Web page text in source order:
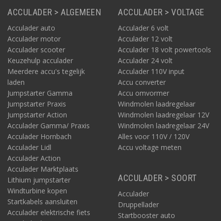
ACCULADER > ALGEMEEN
Acculader auto
Acculader motor
Acculader scooter
Keuzehulp acculader
Meerdere accu's tegelijk
laden
Jumpstarter Gamma
Jumpstarter Praxis
Jumpstarter Action
Acculader Gamma/ Praxis
Acculader Hornbach
Acculader Lidl
Acculader Action
Acculader Marktplaats
Lithium jumpstarter
Windturbine kopen
Startkabels aansluiten
Acculader elektrische fiets
ACCULADER > VOLTAGE
Acculader 6 volt
Acculader 12 volt
Acculader 18 volt powertools
Acculader 24 volt
Acculader 110V input
Accu converter
Accu omvormer
Windmolen laadregelaar
Windmolen laadregelaar 12V
Windmolen laadregelaar 24V
Alles voor 110V / 120V
Accu voltage meten
ACCULADER > SOORT
Acculader
Druppellader
Startbooster auto